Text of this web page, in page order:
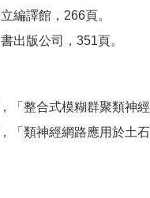
編譯館，266頁。
出版公司，351頁。
「整合式模糊群聚類神
「類神經網路應用於土